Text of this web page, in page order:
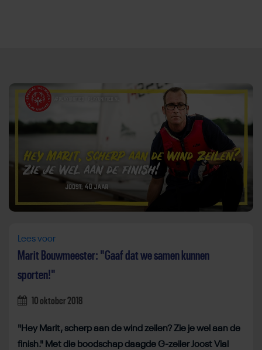
Direct door naar content
Lees voor
Marit Bouwmeester: "Gaaf dat we samen kunnen
sporten!"
10 oktober 2018
"Hey Marit, scherp aan de wind zeilen? Zie je wel aan de
finish." Met die boodschap daagde G-zeiler Joost Vial